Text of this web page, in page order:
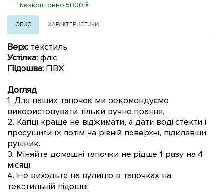
Безкоштовно 5000 ₴
ОПИС ХАРАКТЕРИСТИКИ
Верх: текстиль
Устілка: фліс
Підошва: ПВХ
Догляд
1. Для наших тапочок ми рекомендуємо
використовувати тільки ручне прання.
2. Капці краще не віджимати, а дати воді стекти і
просушити їх потім на рівній поверхні, підклавши
рушник.
3. Міняйте домашні тапочки не рідше 1 разу на 4
місяці.
4. Не виходьте на вулицю в тапочках на
текстильній підошві.